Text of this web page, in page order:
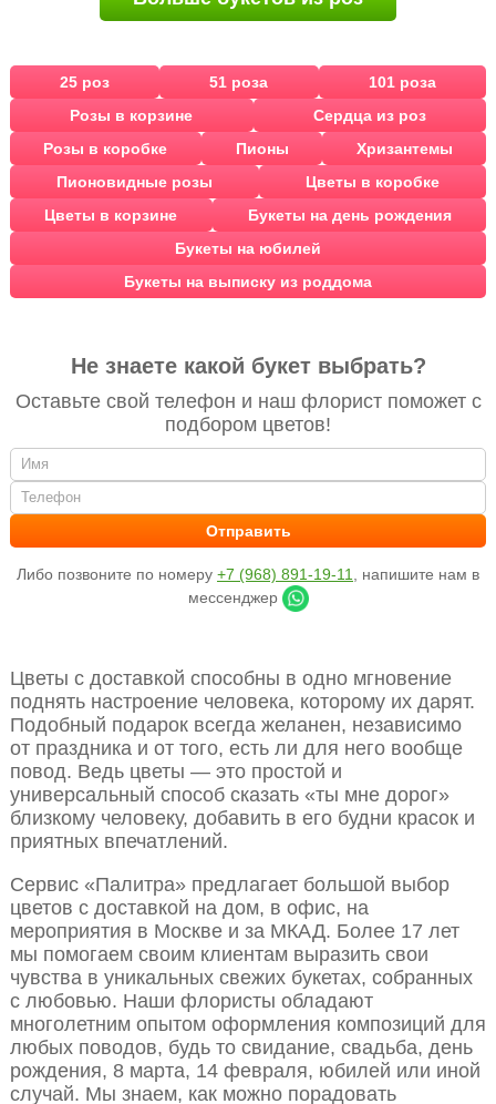
25 роз 51 роза
101 роза
Розы в корзине
Сердца из роз
Розы в коробке
Пионы
Хризантемы
Пионовидные розы
Цветы в коробке
Цветы в корзине
Букеты на день рождения
Букеты на юбилей
Букеты на выписку из роддома
Не знаете какой букет выбрать?
Оставьте свой телефон и наш флорист поможет с
подбором цветов!
Либо позвоните по номеру +7 (968) 891-19-11
, напишите нам в
мессенджер
Цветы с доставкой способны в одно мгновение
поднять настроение человека, которому их дарят.
Подобный подарок всегда желанен, независимо
от праздника и от того, есть ли для него вообще
повод. Ведь цветы — это простой и
универсальный способ сказать «ты мне дорог»
близкому человеку, добавить в его будни красок и
приятных впечатлений.
Сервис «Палитра» предлагает большой выбор
цветов с доставкой на дом, в офис, на
мероприятия в Москве и за МКАД. Более 17 лет
мы помогаем своим клиентам выразить свои
чувства в уникальных свежих букетах, собранных
с любовью. Наши флористы обладают
многолетним опытом оформления композиций для
любых поводов, будь то свидание, свадьба, день
рождения, 8 марта, 14 февраля, юбилей или иной
случай. Мы знаем, как можно порадовать